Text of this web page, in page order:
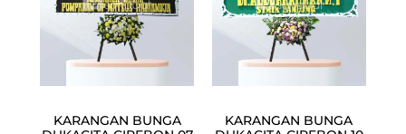
KARANGAN BUNGA
KARANGAN BUNGA